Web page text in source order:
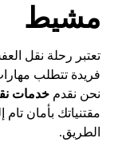
مشيط
تعتبر رحلة نقل
فريدة تتطلب
نحن نقدمخدمات
مقتنياتك بأمان
الطريق.